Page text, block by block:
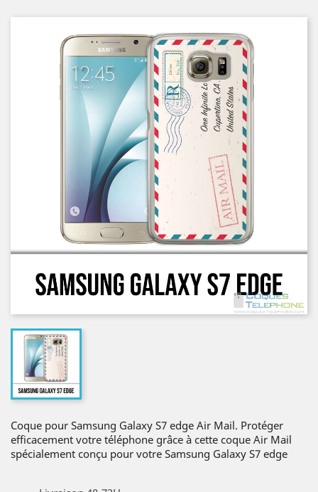
Coque pour Samsung Galaxy S7 edge Air Mail. Protéger
efficacement votre téléphone grâce à cette coque Air Mail
spécialement conçu pour votre Samsung Galaxy S7 edge